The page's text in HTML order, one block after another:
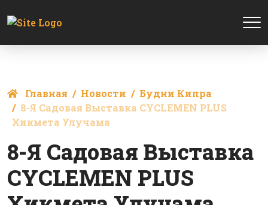
Главная Новости
Будни Кипра
8-Я Садовая Выставка CYCLEMEN PLUS
Хикмета Улучама
8-Я Садовая Выставка
CYCLEMEN PLUS